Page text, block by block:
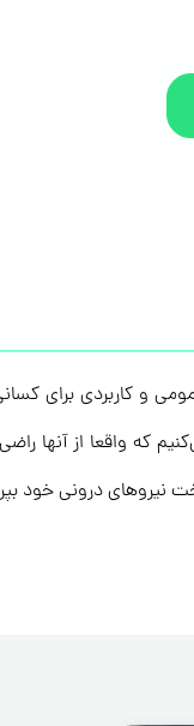
و کاربردی برای
که واقعا از آنها
درونی خود